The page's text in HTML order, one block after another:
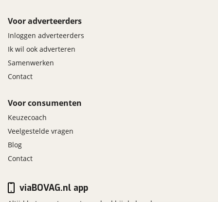
Voor adverteerders
Inloggen adverteerders
Ik wil ook adverteren
Samenwerken
Contact
Voor consumenten
Keuzecoach
Veelgestelde vragen
Blog
Contact
viaBOVAG.nl app